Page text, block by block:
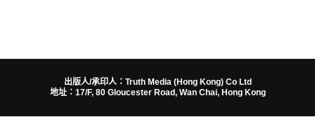
出版人/承印人：Truth Media (Hong Kong) Co Ltd
地址：17/F, 80 Gloucester Road, Wan Chai, Hong Kong